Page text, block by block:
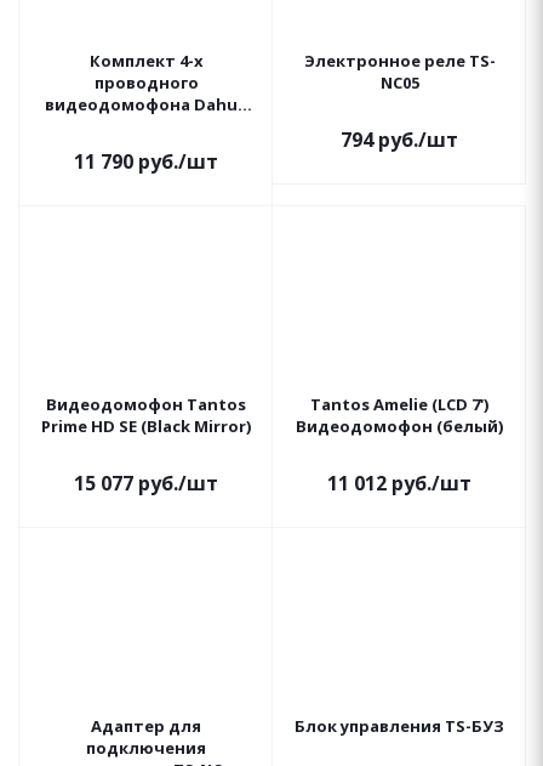
Комплект 4-х
проводного
видеодомофона Dahua
11 790 руб./шт
Электронное реле TS-
NC05
794руб./шт
Видеодомофон Tantos
Prime HD SE (Black Mirror)
15 077 руб./шт
Tantos Amelie (LCD 7')
Видеодомофон (белый)
11 012 руб./шт
Адаптер для
подключения
Блок управления TS-БУЗ